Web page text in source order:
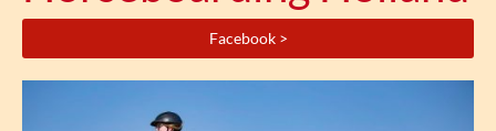
Facebook >